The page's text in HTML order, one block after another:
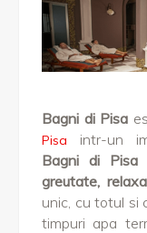
Bagni di Pisa
Pisa
intr-un
Bagni di Pisa
greutate,
unic, cu totul si
timpuri apa